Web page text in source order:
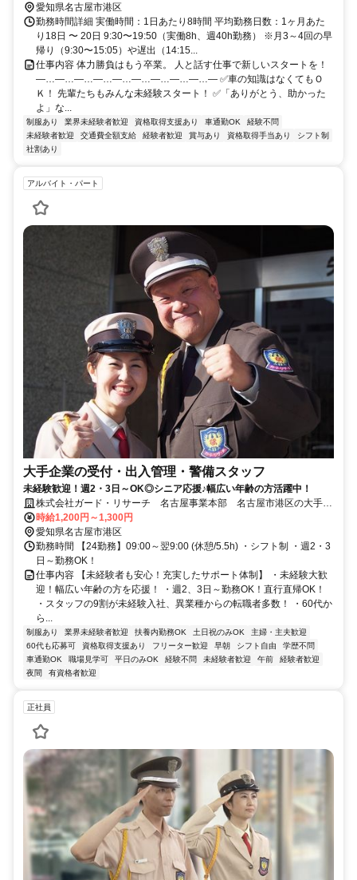
愛知県名古屋市港区
勤務時間詳細 実働時間：1日あたり8時間 平均勤務日数：1ヶ月あた
り18日 〜 20日 9:30〜19:50（実働8h、週40h勤務） ※月3～4回の早
帰り（9:30〜15:05）や遅出（14:15...
仕事内容 体力勝負はもう卒業。 人と話す仕事で新しいスタートを！
―…―…―…―…―…―…―…―…―…― ✅車の知識はなくてもＯ
Ｋ！ 先輩たちもみんな未経験スタート！ ✅「ありがとう、助かった
よ」な...
制服あり 業界未経験者歓迎 資格取得支援あり 車通勤OK
経験不問
未経験者歓迎
交通費全額支給 経験者歓迎 賞与あり 資格取得手当あり
シフト制
社割あり
アルバイト・パート
大手企業の受付・出入管理・警備スタッフ
未経験歓迎！週2・3日～OK◎シニア応援♪幅広い年齢の方活躍中！
株式会社ガード・リサーチ 名古屋事業本部 名古屋市港区の大手化
学メーカー工場
時給1,200円～1,300円
愛知県名古屋市港区
勤務時間 【24勤務】09:00～翌9:00 (休憩/5.5h) ・シフト制 ・週2・3
日～勤務OK！
仕事内容 【未経験者も安心！充実したサポート体制】 ・未経験大歓
迎！幅広い年齢の方を応援！ ・週2、3日～勤務OK！直行直帰OK！
・スタッフの9割が未経験入社、異業種からの転職者多数！ ・60代か
ら...
制服あり 業界未経験者歓迎 扶養内勤務OK 土日祝のみOK
主婦・主夫歓迎
60代も応募可
資格取得支援あり フリーター歓迎 早朝 シフト自由
学歴不問
車通勤OK
職場見学可 平日のみOK 経験不問 未経験者歓迎 午前
経験者歓迎
夜間
有資格者歓迎
正社員